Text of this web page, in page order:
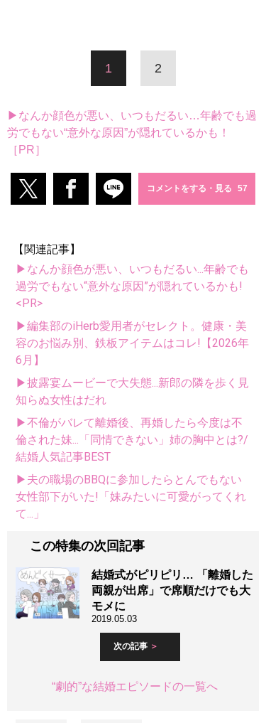
1 2
▶なんか顔色が悪い、いつもだるい…年齢でも過
労でもない“意外な原因”が隠れているかも！
［PR］
コメントをする・見る
【関連記事】
▶なんか顔色が悪い、いつもだるい...年齢でも
過労でもない“意外な原因”が隠れているかも!
<PR>
▶編集部のiHerb愛用者がセレクト。健康・美
容のお悩み別、鉄板アイテムはコレ!【2026年
6月】
▶披露宴ムービーで大失態...新郎の隣を歩く見
知らぬ女性はだれ
▶不倫がバレて離婚後、再婚したら今度は不
倫された妹...「同情できない」姉の胸中とは?/
結婚人気記事BEST
▶夫の職場のBBQに参加したらとんでもない
女性部下がいた!「妹みたいに可愛がってくれ
て...」
この特集の次回記事
結婚式がピリピリ… 「離婚した
両親が出席」で席順だけでも大
モメに
2019.05.03
次の記事
“劇的”な結婚エピソードの一覧へ